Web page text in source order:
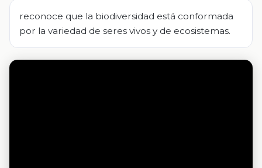
reconoce que la biodiversidad está conformada
por la variedad de seres vivos y de ecosistemas.